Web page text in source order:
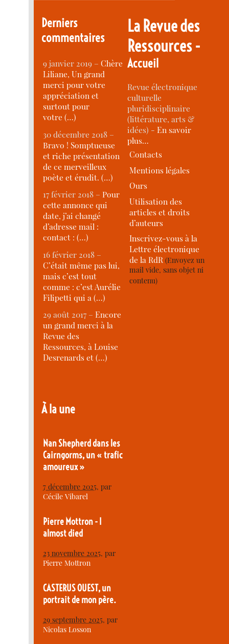
Derniers
commentaires
9 janvier 2019 –Chère
Liliane, Un grand
merci pour votre
appréciation et
surtout pour
votre (…)
30 décembre 2018 –
Bravo ! Somptueuse
et riche présentation
de ce merveilleux
poète et érudit. (…)
17 février 2018 –Pour
cette annonce qui
date, j’ai changé
d’adresse mail :
contact : (…)
16 février 2018 –
C’était même pas lui,
mais c’est tout
comme : c’est Aurélie
Filipetti qui a (…)
29 août 2017 –Encore
un grand merci à la
Revue des
Ressources, à Louise
Desrenards et (…)
À la une
Nan Shepherd dans les
Cairngorms, un « trafic
amoureux »
7 décembre 2025, par
Cécile Vibarel
Pierre Mottron - I
almost died
23 novembre 2025, par
Pierre Mottron
CASTERUS OUEST, un
portrait de mon père.
29 septembre 2025, par
Nicolas Losson
La Revue des
Ressources -
Accueil
Revue électronique
culturelle
pluridisciplinaire
(littérature, arts &
idées) -En savoir
plus…
Contacts
Mentions légales
Ours
Utilisation des
articles et droits
d’auteurs
Inscrivez-vous à la
Lettre électronique
de la RdR (Envoyez un
mail vide, sans objet ni
contenu)